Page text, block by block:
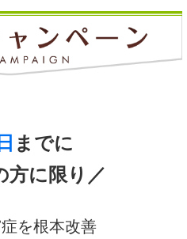
までに
方に限り／
を根本改善